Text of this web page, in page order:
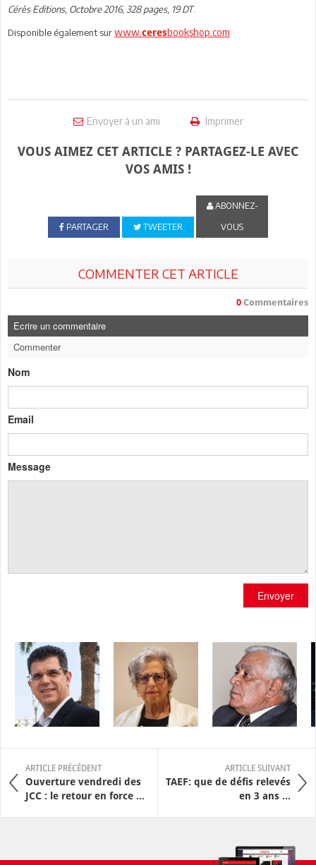
Cérès Editions, Octobre 2016, 328 pages, 19 DT.
Disponible également surwww.ceresbookshop.com
Envoyer à un ami Imprimer
VOUS AIMEZ CET ARTICLE ? PARTAGEZ-LE AVEC
VOS AMIS !
PARTAGER TWEETER
ABONNEZ-
VOUS
COMMENTER CET ARTICLE
0 Commentaires
Ecrire un commentaire
Commenter
Nom
Email
Message
Envoyer
ARTICLE PRÉCÉDENT
Ouverture vendredi des
JCC : le retour en force ...
ARTICLE SUIVANT
TAEF: que de défis relevés
en 3 ans ...